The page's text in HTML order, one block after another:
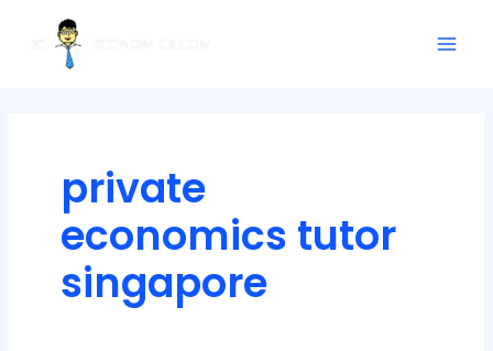
private
economics tutor
singapore